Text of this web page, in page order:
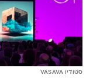
סטודיו VASAVA